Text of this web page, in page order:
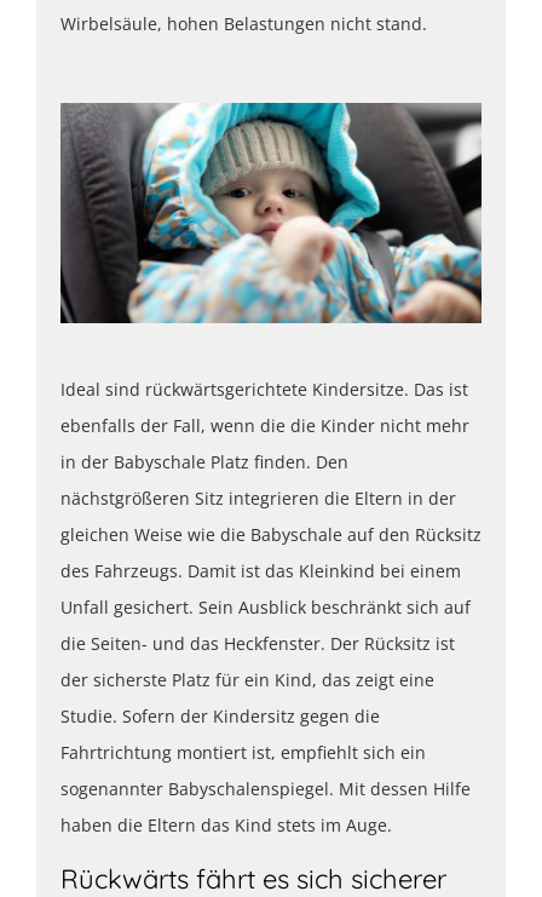
Wirbelsäule, hohen Belastungen nicht stand.
Ideal sind rückwärtsgerichtete Kindersitze. Das ist
ebenfalls der Fall, wenn die die Kinder nicht mehr
in der Babyschale Platz finden. Den
nächstgrößeren Sitz integrieren die Eltern in der
gleichen Weise wie die Babyschale auf den Rücksitz
des Fahrzeugs. Damit ist das Kleinkind bei einem
Unfall gesichert. Sein Ausblick beschränkt sich auf
die Seiten- und das Heckfenster. Der Rücksitz ist
der sicherste Platz für ein Kind, das zeigt eine
Studie. Sofern der Kindersitz gegen die
Fahrtrichtung montiert ist, empfiehlt sich ein
sogenannter Babyschalenspiegel. Mit dessen Hilfe
haben die Eltern das Kind stets im Auge.
Rückwärts fährt es sich sicherer